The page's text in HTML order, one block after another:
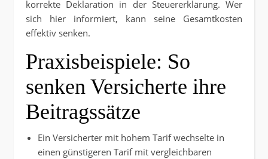
korrekte Deklaration in der Steuererklärung. Wer
sich hier informiert, kann seine Gesamtkosten
effektiv senken.
Praxisbeispiele: So
senken Versicherte ihre
Beitragssätze
Ein Versicherter mit hohem Tarif wechselte in
einen günstigeren Tarif mit vergleichbaren